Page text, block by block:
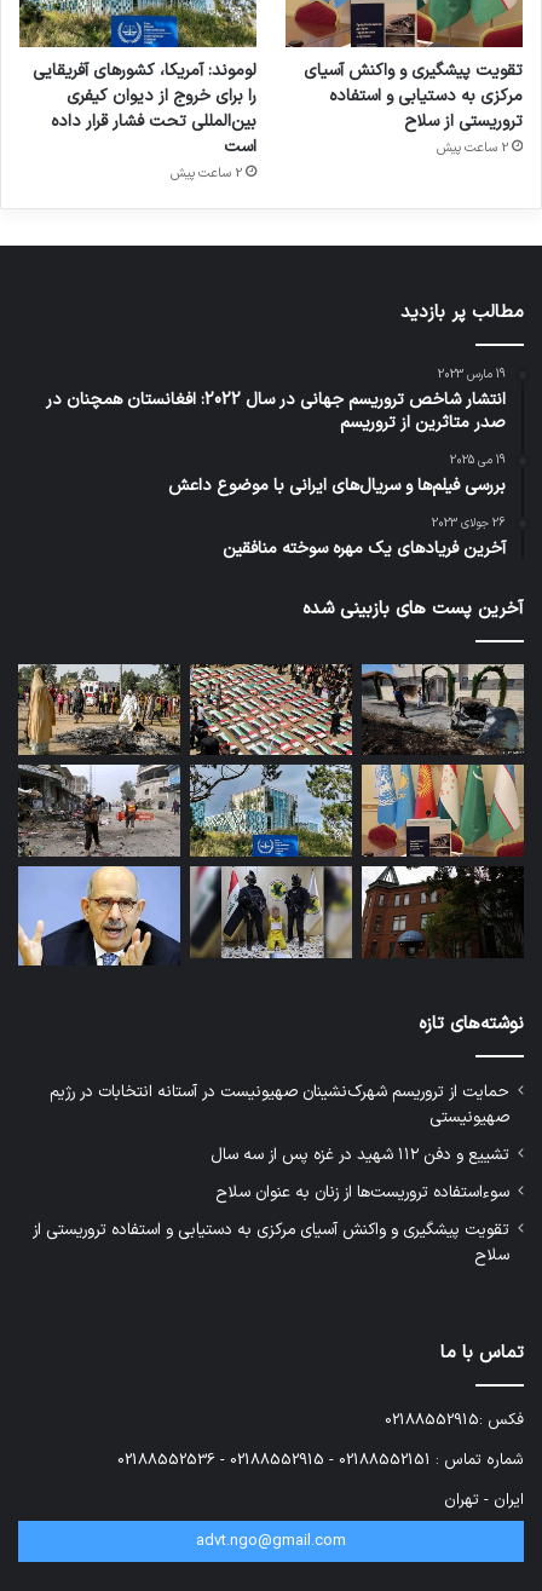
تقویت پیشگیری و واکنش آسیای
مرکزی به دستیابی و استفاده
تروریستی از سلاح
2 ساعت پیش
لوموند: آمریکا، کشورهای آفریقایی
را برای خروج از دیوان کیفری
بین‌المللی تحت فشار قرار داده
است
2 ساعت پیش
مطالب پر بازدید
19 مارس 2023
انتشار شاخص تروریسم جهانی در سال 2022: افغانستان همچنان در
صدر متاثرین از تروریسم
19 می 2025
بررسی فیلم‌ها و سریال‌های ایرانی با موضوع داعش
26 جولای 2023
آخرین فریادهای یک مهره سوخته منافقین
آخرین پست های بازبینی شده
نوشته‌های تازه
حمایت از تروریسم شهرک‌نشینان صهیونیست در آستانه انتخابات در رژیم
صهیونیستی
تشییع و دفن ۱۱۲ شهید در غزه پس از سه سال
سوءاستفاده تروریست‌ها از زنان به عنوان سلاح
تقویت پیشگیری و واکنش آسیای مرکزی به دستیابی و استفاده تروریستی از
سلاح
تماس با ما
فکس :02188552915
شماره تماس : 02188552151 - 02188552915 - 02188552536
ایران - تهران
advt.ngo@gmail.com